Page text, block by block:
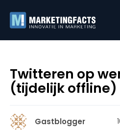
Twitteren op
(tijdelijk offline)
Gastblogger